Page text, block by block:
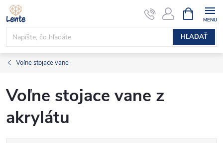
Prejsť
na
obsah
HĽADAŤ
KOŠÍK
Voľne stojace vane
Voľne stojace vane z
akrylátu